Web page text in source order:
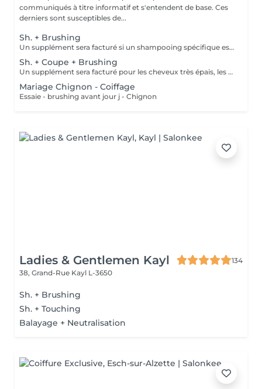
communiqués à titre informatif et s'entendent de base. Ces
derniers sont susceptibles de...
Sh. + Brushing
Un supplément sera facturé si un shampooing spécifique est appliqué (avec votre accord).
Sh. + Coupe + Brushing
Un supplément sera facturé pour les cheveux très épais, les chevelures très longues et denses ou si un shampooing spécifique est appliqué (avec votre accord).
Mariage Chignon - Coiffage
Essaie - brushing avant jour j - Chignon
Ladies & Gentlemen Kayl
134
38, Grand-Rue Kayl L-3650
Sh. + Brushing
Sh. + Touching
Balayage + Neutralisation